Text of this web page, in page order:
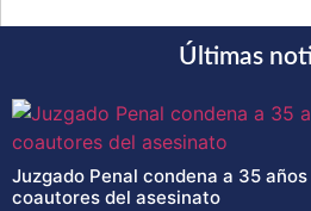
Últimas
Juzgado Penal condena a 35
coautores del asesinato